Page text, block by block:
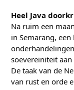
Heel Java
Na ruim een
in Semarang,
soevereiniteit
De taak van de
van rust en orde